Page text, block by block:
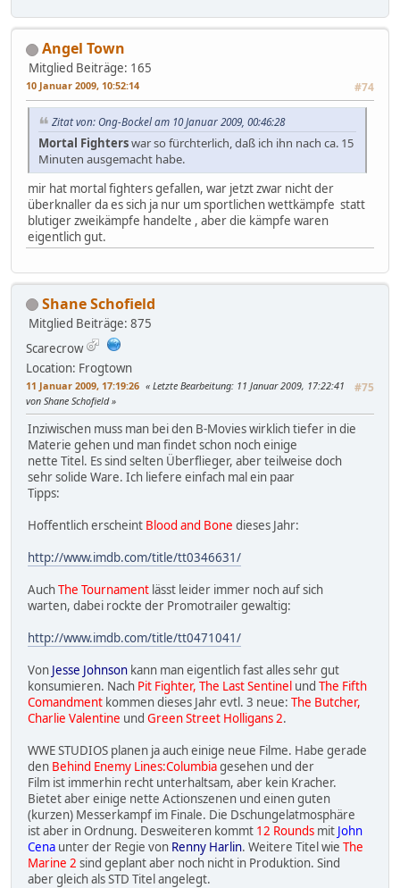
Angel Town
Mitglied Beiträge: 165
10 Januar 2009, 10:52:14 #74
Zitat von: Ong-Bockel am 10 Januar 2009, 00:46:28
Mortal Fighterswar so fürchterlich, daß ich ihn nach ca. 15
Minuten ausgemacht habe.
mir hat mortal fighters gefallen, war jetzt zwar nicht der
überknaller da es sich ja nur um sportlichen wettkämpfe statt
blutiger zweikämpfe handelte , aber die kämpfe waren
eigentlich gut.
Shane Schofield
Mitglied Beiträge: 875
Scarecrow
Location: Frogtown
11 Januar 2009, 17:19:26 #75
Letzte Bearbeitung: 11 Januar 2009, 17:22:41
von Shane Schofield
Inziwischen muss man bei den B-Movies wirklich tiefer in die
Materie gehen und man findet schon noch einige
nette Titel. Es sind selten Überflieger, aber teilweise doch
sehr solide Ware. Ich liefere einfach mal ein paar
Tipps:
Hoffentlich erscheint Blood and Bone dieses Jahr:
http://www.imdb.com/title/tt0346631/
AuchThe Tournament lässt leider immer noch auf sich
warten, dabei rockte der Promotrailer gewaltig:
http://www.imdb.com/title/tt0471041/
Von Jesse Johnson kann man eigentlich fast alles sehr gut
konsumieren. Nach Pit Fighter, The Last Sentinel und The Fifth
Comandment kommen dieses Jahr evtl. 3 neue: The Butcher,
Charlie Valentine und Green Street Holligans 2.
WWE STUDIOS planen ja auch einige neue Filme. Habe gerade
den Behind Enemy Lines:Columbiagesehen und der
Film ist immerhin recht unterhaltsam, aber kein Kracher.
Bietet aber einige nette Actionszenen und einen guten
(kurzen) Messerkampf im Finale. Die Dschungelatmosphäre
ist aber in Ordnung. Desweiteren kommt 12 Rounds mit John
Cena unter der Regie von Renny Harlin. Weitere Titel wie The
Marine 2 sind geplant aber noch nicht in Produktion. Sind
aber gleich als STD Titel angelegt.